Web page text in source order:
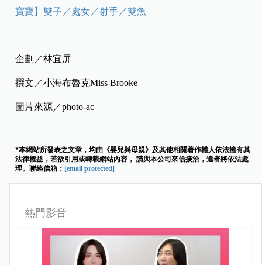
寶寶】雙子／處女／射手／雙魚
企劃／林宜屏
撰文／小海布魯克Miss Brooke
圖片來源／photo-ac
*本網站所發表之文章，均由《嬰兒與母親》及其他相關著作權人依法擁有其
法律權益，若欲引用或轉載網站內容， 請與本公司來信接洽，違者將依法處
理。聯絡信箱： [email protected]
熱門影音